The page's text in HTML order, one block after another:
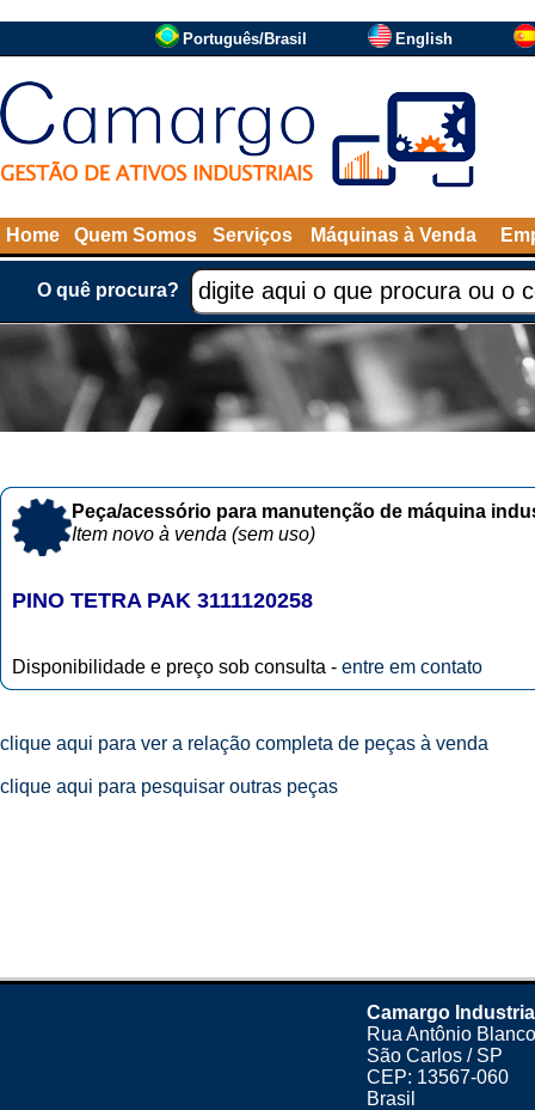
Português/Brasil English
Home Quem Somos Serviços Máquinas à Venda
O quê procura?
Peça/acessório para manutenção de máquina
Item novo à venda (sem uso)
PINO TETRA PAK 3111120258
Disponibilidade e preço sob consulta - entre em contato
clique aqui para ver a relação completa de peças à venda
clique aqui para pesquisar outras peças
Camargo
Rua Antônio
São Carlos / SP
CEP: 13567-060
Brasil